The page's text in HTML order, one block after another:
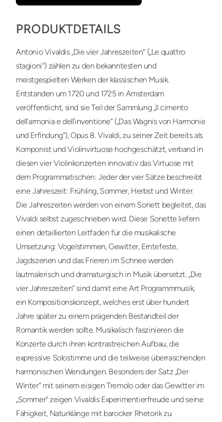
PRODUKTDETAILS
Antonio Vivaldis „Die vier Jahreszeiten“ („Le quattro
stagioni“) zählen zu den bekanntesten und
meistgespielten Werken der klassischen Musik.
Entstanden um 1720 und 1725 in Amsterdam
veröffentlicht, sind sie Teil der Sammlung „Il cimento
dell’armonia e dell’inventione“ („Das Wagnis von Harmonie
und Erfindung“), Opus 8. Vivaldi, zu seiner Zeit bereits als
Komponist und Violinvirtuose hochgeschätzt, verband in
diesen vier Violinkonzerten innovativ das Virtuose mit
dem Programmatischen: Jeder der vier Sätze beschreibt
eine Jahreszeit: Frühling, Sommer, Herbst und Winter.
Die Jahreszeiten werden von einem Sonett begleitet, das
Vivaldi selbst zugeschrieben wird. Diese Sonette liefern
einen detaillierten Leitfaden für die musikalische
Umsetzung: Vogelstimmen, Gewitter, Erntefeste,
Jagdszenen und das Frieren im Schnee werden
lautmalerisch und dramaturgisch in Musik übersetzt. „Die
vier Jahreszeiten“ sind damit eine Art Programmmusik,
ein Kompositionskonzept, welches erst über hundert
Jahre später zu einem prägenden Bestandteil der
Romantik werden sollte. Musikalisch faszinieren die
Konzerte durch ihren kontrastreichen Aufbau, die
expressive Solostimme und die teilweise überraschenden
harmonischen Wendungen. Besonders der Satz „Der
Winter“ mit seinem eisigen Tremolo oder das Gewitter im
„Sommer“ zeigen Vivaldis Experimentierfreude und seine
Fähigkeit, Naturklänge mit barocker Rhetorik zu